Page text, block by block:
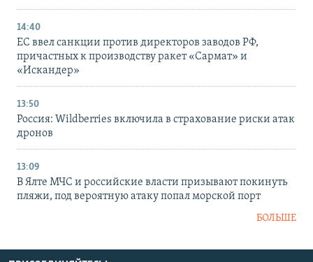
14:40
ЕС ввел санкции против директоров заводов РФ,
причастных к производству ракет «Сармат» и
«Искандер»
13:50
Россия: Wildberries включила в страхование риски атак
дронов
13:09
В Ялте МЧС и российские власти призывают покинуть
пляжи, под вероятную атаку попал морской порт
БОЛЬШЕ